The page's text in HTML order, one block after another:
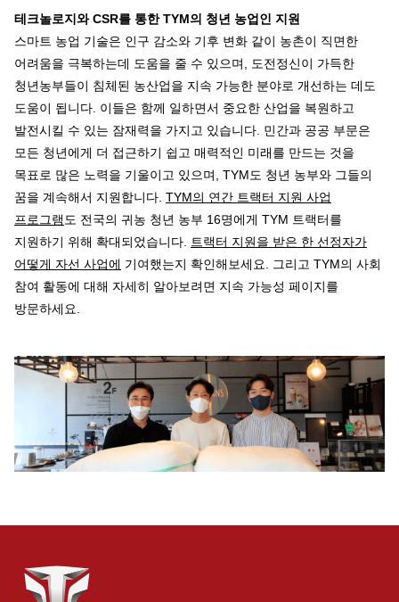
테크놀로지와 CSR를 통한 TYM의 청년 농업인 지원
스마트 농업 기술은 인구 감소와 기후 변화 같이 농촌이 직면한
어려움을 극복하는데 도움을 줄 수 있으며, 도전정신이 가득한
청년농부들이 침체된 농산업을 지속 가능한 분야로 개선하는 데도
도움이 됩니다. 이들은 함께 일하면서 중요한 산업을 복원하고
발전시킬 수 있는 잠재력을 가지고 있습니다. 민간과 공공 부문은
모든 청년에게 더 접근하기 쉽고 매력적인 미래를 만드는 것을
목표로 많은 노력을 기울이고 있으며, TYM도 청년 농부와 그들의
꿈을 계속해서 지원합니다. TYM의 연간 트랙터 지원 사업
프로그램 도 전국의 귀농 청년 농부 16명에게 TYM 트랙터를
지원하기 위해 확대되었습니다.
트랙터 지원을 받은 한 선정자가
어떻게 자선 사업에 기여했는지 확인해보세요. 그리고 TYM의 사회
참여 활동에 대해 자세히 알아보려면 지속 가능성 페이지를
방문하세요.